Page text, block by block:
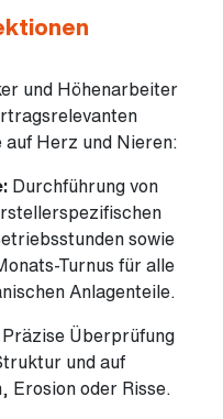
und Höhenarbeiter
auf Herz und Nieren:
Durchführung von
sowie
Turnus für alle
Anlagenteile.
Präzise Überprüfung
und auf
Erosion oder Risse.